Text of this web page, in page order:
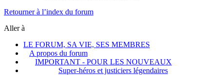
Retourner à l’index du forum
Aller à
LE FORUM, SA VIE, SES MEMBRES
A propos du forum
IMPORTANT - POUR LES NOUVEAUX
Super-héros et justiciers légendaires